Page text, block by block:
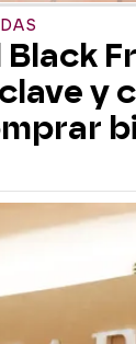
Black
y